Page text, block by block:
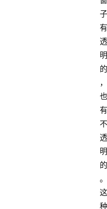
子
有
透
明
的
，
也
有
不
透
明
的
。
这
种